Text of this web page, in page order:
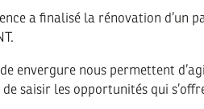
a finalisé la rénovation d’un
envergure nous permettent
saisir les opportunités qui